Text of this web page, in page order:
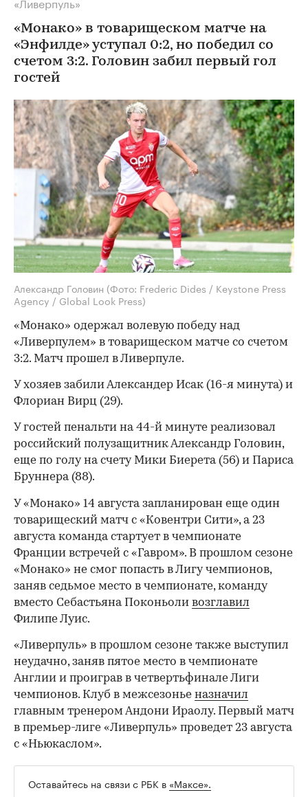
«Монако» в товарищеском матче на
«Энфилде» уступал 0:2, но победил со
счетом 3:2. Головин забил первый гол
гостей
Александр Головин (Фото: Frederic Dides / Keystone Press
Agency / Global Look Press)
«Монако» одержал волевую победу над
«Ливерпулем» в товарищеском матче со счетом
3:2. Матч прошел в Ливерпуле.
У хозяев забили Александер Исак (16-я минута) и
Флориан Вирц (29).
У гостей пенальти на 44-й минуте реализовал
российский полузащитник Александр Головин,
еще по голу на счету Мики Биерета (56) и Париса
Бруннера (88).
У «Монако» 14 августа запланирован еще один
товарищеский матч с «Ковентри Сити», а 23
августа команда стартует в чемпионате
Франции встречей с «Гавром». В прошлом сезоне
«Монако» не смог попасть в Лигу чемпионов,
заняв седьмое место в чемпионате, команду
вместо Себастьяна Поконьоли возглавил
Филипе Луис.
«Ливерпуль» в прошлом сезоне также выступил
неудачно, заняв пятое место в чемпионате
Англии и проиграв в четвертьфинале Лиги
чемпионов. Клуб в межсезонье назначил
главным тренером Андони Ираолу. Первый матч
в премьер-лиге «Ливерпуль» проведет 23 августа
с «Ньюкаслом».
Оставайтесь на связи с РБК в «Максе».